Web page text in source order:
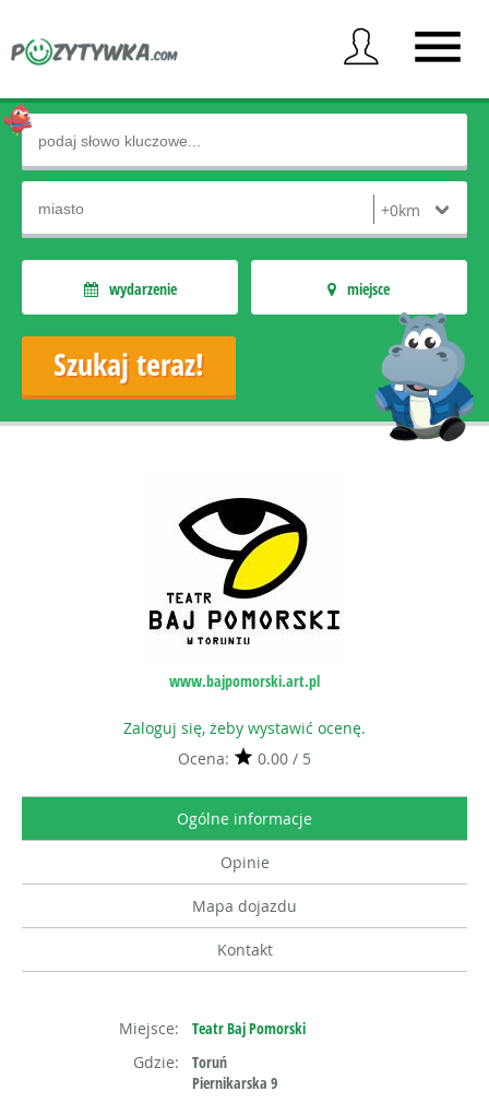
wydarzenie miejsce
www.bajpomorski.art.pl
Zaloguj się, żeby wystawić ocenę.
Ocena:
0.00 / 5
Ogólne informacje
Opinie
Mapa dojazdu
Kontakt
Miejsce:
Teatr Baj Pomorski
Gdzie:
Toruń
Piernikarska 9